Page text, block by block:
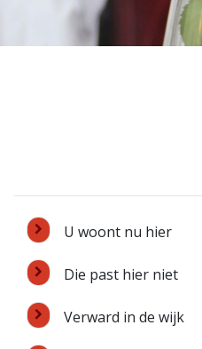
U woont nu hier
Die past hier niet
Verward in de wijk